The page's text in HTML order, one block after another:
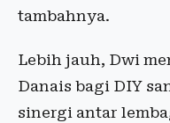
tambahnya.
Lebih jauh, Dwi
Danais bagi DIY
sinergi antar